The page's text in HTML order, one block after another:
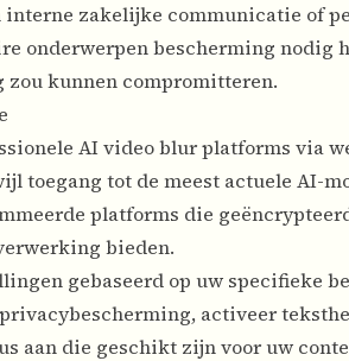
zakelijke communicatie of
onderwerpen bescherming nodig
kunnen compromitteren.
AI video blur platforms via
toegang tot de meest actuele AI-
platforms die
bieden.
gebaseerd op uw specifieke
activeer
aan die geschikt zijn voor uw